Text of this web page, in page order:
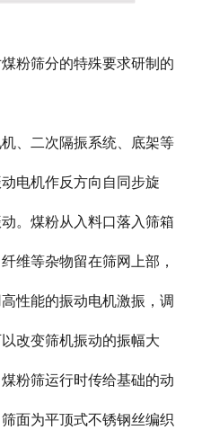
粉筛分的特殊要求研制的
、二次隔振系统、底架等
电机作反方向自同步旋
。煤粉从入料口落入筛箱
维等杂物留在筛网上部，
性能的振动电机激振，调
改变筛机振动的振幅大
粉筛运行时传给基础的动
面为平顶式不锈钢丝编织